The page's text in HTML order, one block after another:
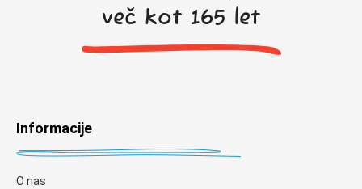
več kot 165 let
Informacije
O nas